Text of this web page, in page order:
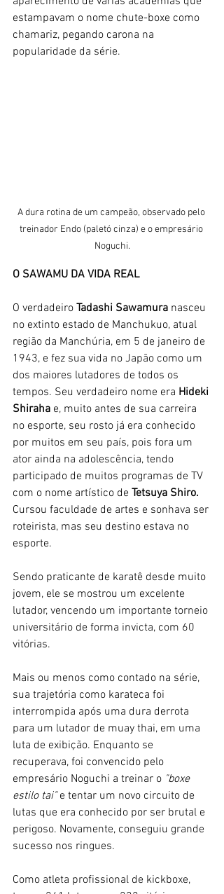
estampavam o nome chute-boxe como
chamariz, pegando carona na
popularidade da série.
A dura rotina de um campeão, observado pelo
treinador Endo (paletó cinza) e o empresário
Noguchi.
O SAWAMU DA VIDA REAL
O verdadeiro Tadashi Sawamura nasceu
no extinto estado de Manchukuo, atual
região da Manchúria, em 5 de janeiro de
1943, e fez sua vida no Japão como um
dos maiores lutadores de todos os
tempos. Seu verdadeiro nome era Hideki
Shiraha e, muito antes de sua carreira
no esporte, seu rosto já era conhecido
por muitos em seu país, pois fora um
ator ainda na adolescência, tendo
participado de muitos programas de TV
com o nome artístico de Tetsuya Shiro.
Cursou faculdade de artes e sonhava ser
roteirista, mas seu destino estava no
esporte.
Sendo praticante de karatê desde muito
jovem, ele se mostrou um excelente
lutador, vencendo um importante torneio
universitário de forma invicta, com 60
vitórias.
Mais ou menos como contado na série,
sua trajetória como karateca foi
interrompida após uma dura derrota
para um lutador de muay thai, em uma
luta de exibição. Enquanto se
recuperava, foi convencido pelo
empresário Noguchi a treinar o "boxe
estilo tai" e tentar um novo circuito de
lutas que era conhecido por ser brutal e
perigoso. Novamente, conseguiu grande
sucesso nos ringues.
Como atleta profissional de kickboxe,